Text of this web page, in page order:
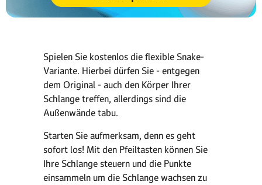
Spielen Sie kostenlos die flexible Snake-
Variante. Hierbei dürfen Sie - entgegen
dem Original - auch den Körper Ihrer
Schlange treffen, allerdings sind die
Außenwände tabu.
Starten Sie aufmerksam, denn es geht
sofort los! Mit den Pfeiltasten können Sie
Ihre Schlange steuern und die Punkte
einsammeln um die Schlange wachsen zu